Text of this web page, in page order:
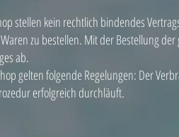
stellen kein rechtlich bindendes
zu bestellen. Mit der Bestellung
ab.
gelten folgende Regelungen: Der
erfolgreich durchläuft.